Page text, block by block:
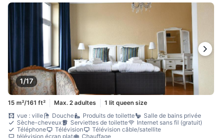
1/17
15 m²/161 ft² Max. 2 adultes
1 lit queen size
vue : ville
Douche Produits de toilette
Salle de bains privée
Sèche-cheveux
Serviettes de toilette
Internet sans fil (gratuit)
Téléphone
Télévision
Télévision câble/satellite
télévision écran plat
Chauffage